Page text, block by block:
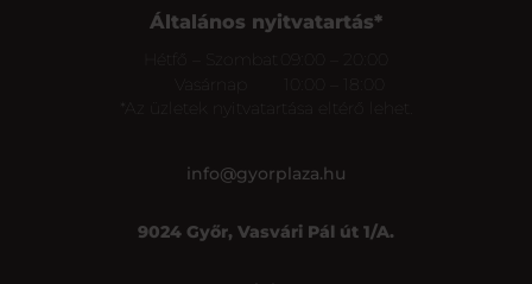
Általános nyitvatartás*
*Az üzletek nyitvatartása eltérő lehet.
info@gyorplaza.hu
9024 Győr, Vasvári Pál út 1/A.